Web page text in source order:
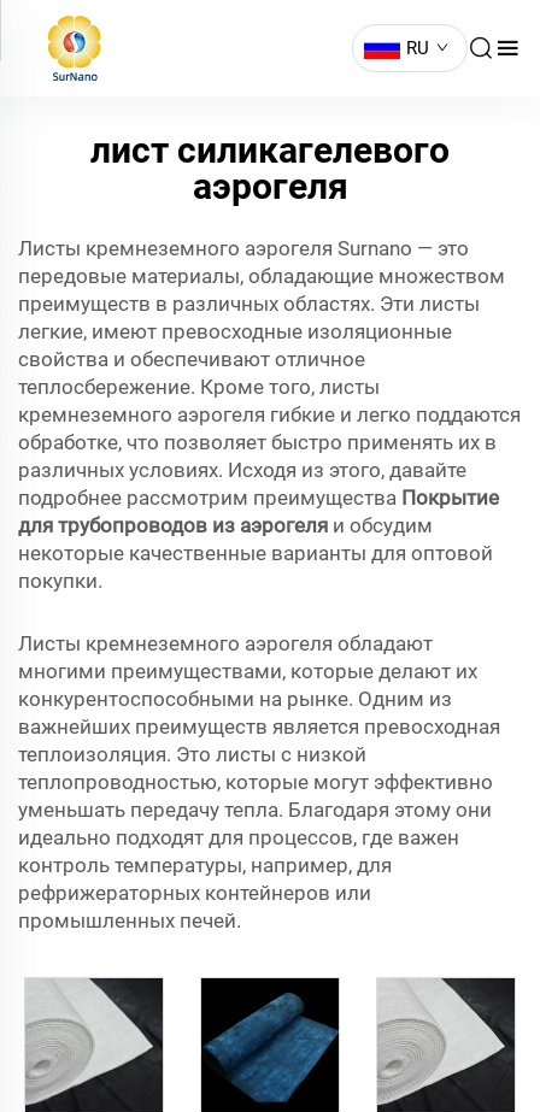
RU
лист силикагелевого
аэрогеля
Листы кремнеземного аэрогеля Surnano — это
передовые материалы, обладающие множеством
преимуществ в различных областях. Эти листы
легкие, имеют превосходные изоляционные
свойства и обеспечивают отличное
теплосбережение. Кроме того, листы
кремнеземного аэрогеля гибкие и легко поддаются
обработке, что позволяет быстро применять их в
различных условиях. Исходя из этого, давайте
подробнее рассмотрим преимущества Покрытие
для трубопроводов из аэрогеля и обсудим
некоторые качественные варианты для оптовой
покупки.
Листы кремнеземного аэрогеля обладают
многими преимуществами, которые делают их
конкурентоспособными на рынке. Одним из
важнейших преимуществ является превосходная
теплоизоляция. Это листы с низкой
теплопроводностью, которые могут эффективно
уменьшать передачу тепла. Благодаря этому они
идеально подходят для процессов, где важен
контроль температуры, например, для
рефрижераторных контейнеров или
промышленных печей.